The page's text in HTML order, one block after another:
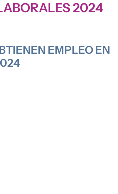
2024
EMPLEO EN